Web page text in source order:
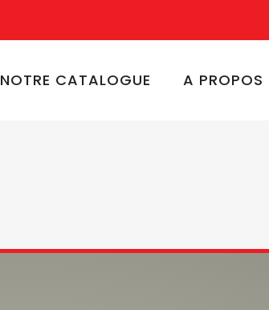
NOTRE CATALOGUE A PROPOS